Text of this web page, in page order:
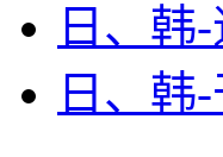
日、韩
日、韩